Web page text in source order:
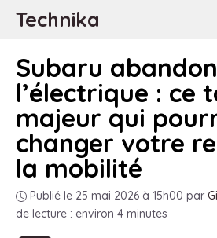
Aller
contenu
Technika
Subaru
l’électrique : ce
majeur qui
changer votre
la mobilité
Publié le 25 mai 2026 à 15h00 par
de lecture : environ 4 minutes